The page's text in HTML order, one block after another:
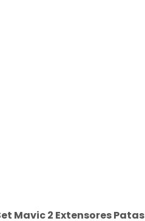
Mavic 2 Extensores Patas